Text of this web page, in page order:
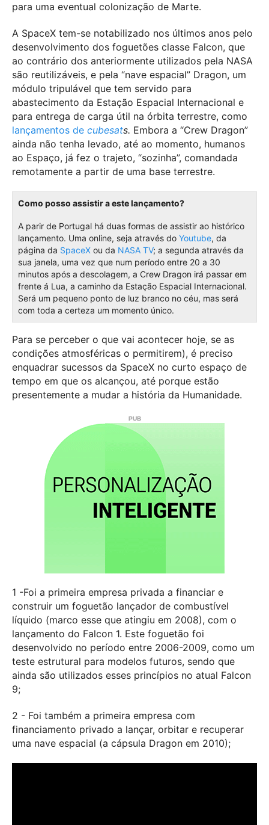
para uma eventual colonização de Marte.
A SpaceX tem-se notabilizado nos últimos anos pelo
desenvolvimento dos foguetões classe Falcon, que
ao contrário dos anteriormente utilizados pela NASA
são reutilizáveis, e pela “nave espacial” Dragon, um
módulo tripulável que tem servido para
abastecimento da Estação Espacial Internacional e
para entrega de carga útil na órbita terrestre, como
lançamentos de cubesats. Embora a “Crew Dragon”
ainda não tenha levado, até ao momento, humanos
ao Espaço, já fez o trajeto, “sozinha”, comandada
remotamente a partir de uma base terrestre.
Como posso assistir a este lançamento?
A parir de Portugal há duas formas de assistir ao histórico
lançamento. Uma online, seja através do Youtube, da
página da SpaceX ou da NASA TV; a segunda através da
sua janela, uma vez que num período entre 20 a 30
minutos após a descolagem, a Crew Dragon irá passar em
frente á Lua, a caminho da Estação Espacial Internacional.
Será um pequeno ponto de luz branco no céu, mas será
com toda a certeza um momento único.
Para se perceber o que vai acontecer hoje, se as
condições atmosféricas o permitirem), é preciso
enquadrar sucessos da SpaceX no curto espaço de
tempo em que os alcançou, até porque estão
presentemente a mudar a história da Humanidade.
1 -Foi a primeira empresa privada a financiar e
construir um foguetão lançador de combustível
líquido (marco esse que atingiu em 2008), com o
lançamento do Falcon 1. Este foguetão foi
desenvolvido no período entre 2006-2009, como um
teste estrutural para modelos futuros, sendo que
ainda são utilizados esses princípios no atual Falcon
9;
2 - Foi também a primeira empresa com
financiamento privado a lançar, orbitar e recuperar
uma nave espacial (a cápsula Dragon em 2010);